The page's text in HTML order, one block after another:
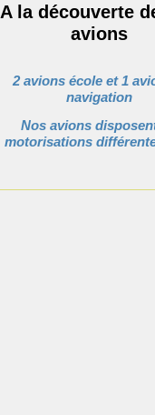
A la découverte
avions
2 avions école et 1
navigation
Nos avions
motorisations